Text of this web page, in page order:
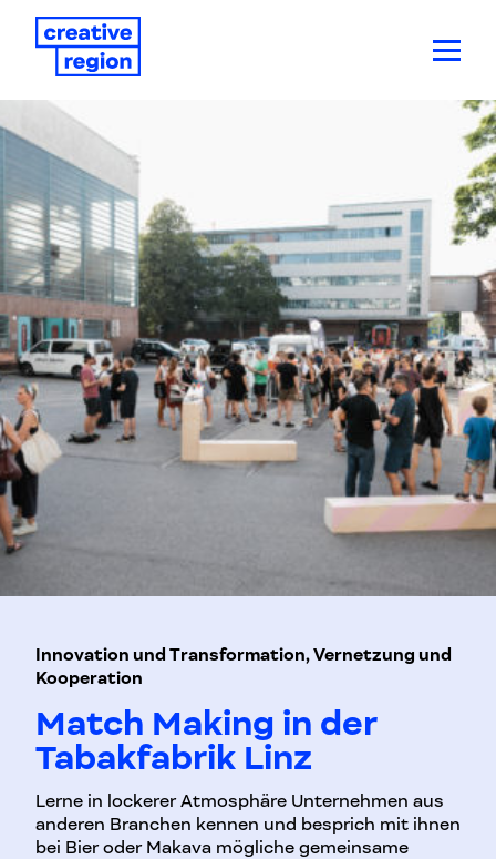
Innovation und Transformation, Vernetzung und
Kooperation
Match Making in der
Tabakfabrik Linz
Lerne in lockerer Atmosphäre Unternehmen aus
anderen Branchen kennen und besprich mit ihnen
bei Bier oder Makava mögliche gemeinsame